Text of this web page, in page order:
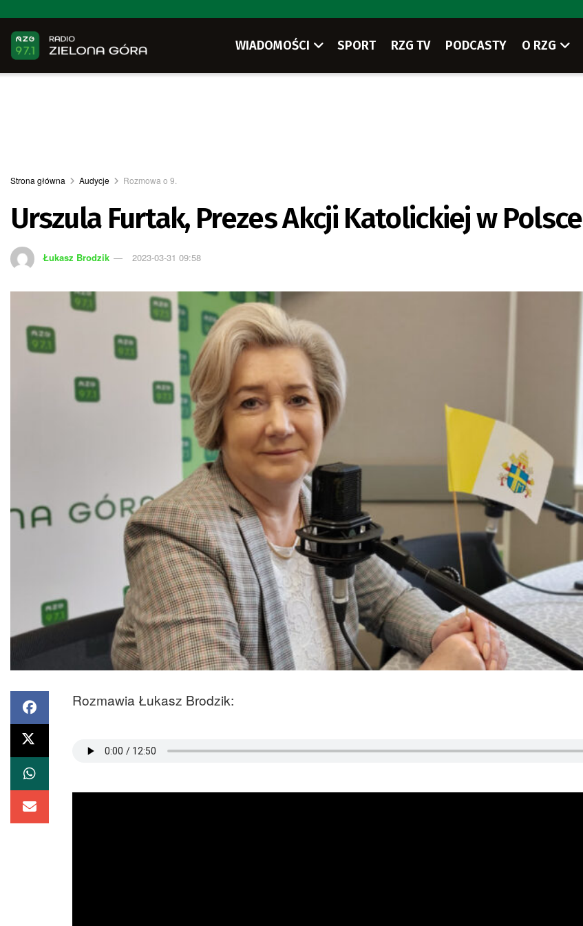
WIADOMOŚCI SPORT RZG TV PODCASTY O RZG
Strona główna Audycje Rozmowa o 9.
Urszula Furtak, Prezes Akcji Katolickiej w Polsce
Łukasz Brodzik 2023-03-31 09:58
Rozmawia Łukasz Brodzik: